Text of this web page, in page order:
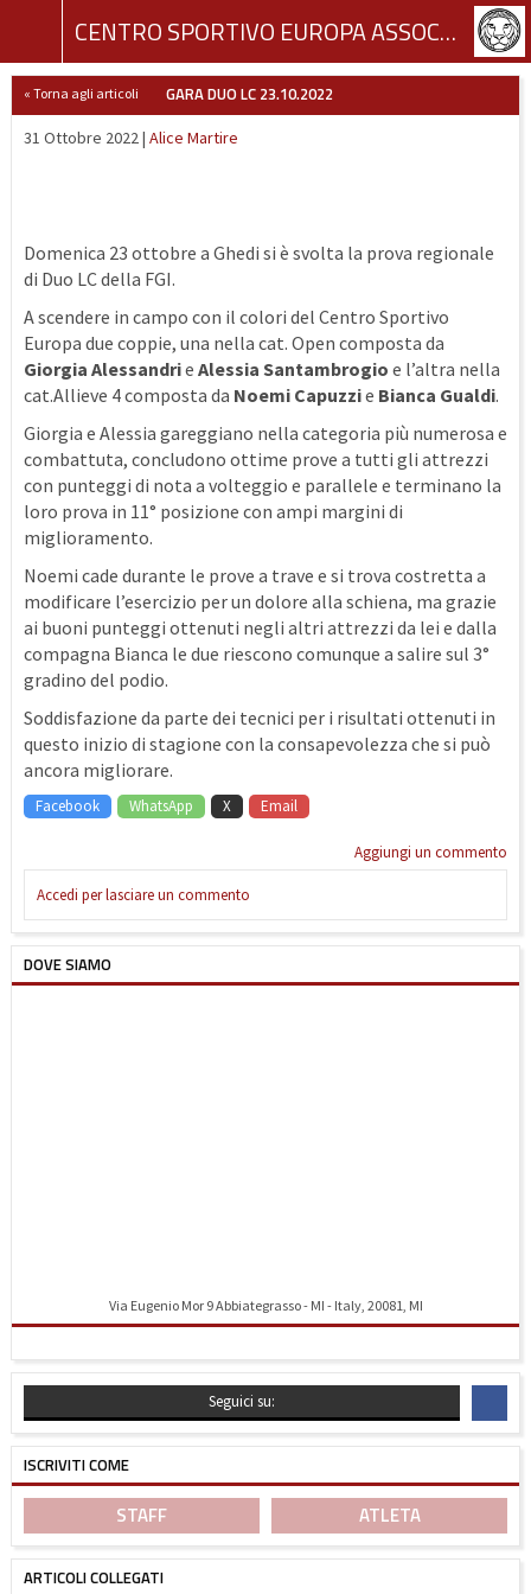
CENTRO SPORTIVO EUROPA ASSOCIAZIONE SPORTIVA DILETTANTISTICA
« Torna agli articoli GARA DUO LC 23.10.2022
31 Ottobre 2022 | Alice Martire
Domenica 23 ottobre a Ghedi si è svolta la prova regionale
di Duo LC della FGI.
A scendere in campo con il colori del Centro Sportivo
Europa due coppie, una nella cat. Open composta da
Giorgia Alessandrie Alessia Santambrogio e l’altra nella
cat.Allieve 4 composta da Noemi Capuzzie Bianca Gualdi.
Giorgia e Alessia gareggiano nella categoria più numerosa e
combattuta, concludono ottime prove a tutti gli attrezzi
con punteggi di nota a volteggio e parallele e terminano la
loro prova in 11° posizione con ampi margini di
miglioramento.
Noemi cade durante le prove a trave e si trova costretta a
modificare l’esercizio per un dolore alla schiena, ma grazie
ai buoni punteggi ottenuti negli altri attrezzi da lei e dalla
compagna Bianca le due riescono comunque a salire sul 3°
gradino del podio.
Soddisfazione da parte dei tecnici per i risultati ottenuti in
questo inizio di stagione con la consapevolezza che si può
ancora migliorare.
Facebook WhatsApp X Email
Aggiungi un commento
Accedi per lasciare un commento
DOVE SIAMO
Via Eugenio Mor 9 Abbiategrasso - MI - Italy, 20081, MI
Seguici su:
ISCRIVITI COME
STAFF ATLETA
ARTICOLI COLLEGATI